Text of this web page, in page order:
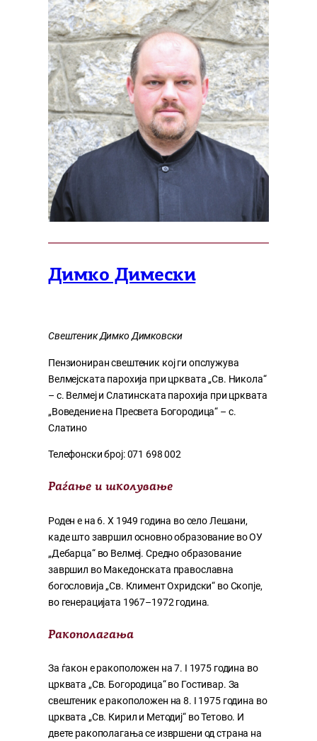
Димко Димески
Свештеник Димко Димковски
Пензиониран свештеник кој ги опслужува
Велмејската парохија при црквата „Св. Никола“
– с. Велмеј и Слатинската парохија при црквата
„Воведение на Пресвета Богородица“ – с.
Слатино
Телефонски број: 071 698 002
Раѓање и школување
Роден е на 6. X 1949 година во село Лешани,
каде што завршил основно образование во ОУ
„Дебарца“ во Велмеј. Средно образование
завршил во Македонската православна
богословија „Св. Климент Охридски“ во Скопје,
во генерацијата 1967–1972 година.
Ракополагања
За ѓакон е ракоположен на 7. I 1975 година во
црквата „Св. Богородица“ во Гостивар. За
свештеник е ракоположен на 8. I 1975 година во
црквата „Св. Кирил и Методиј“ во Тетово. И
двете ракополагања се извршени од страна на